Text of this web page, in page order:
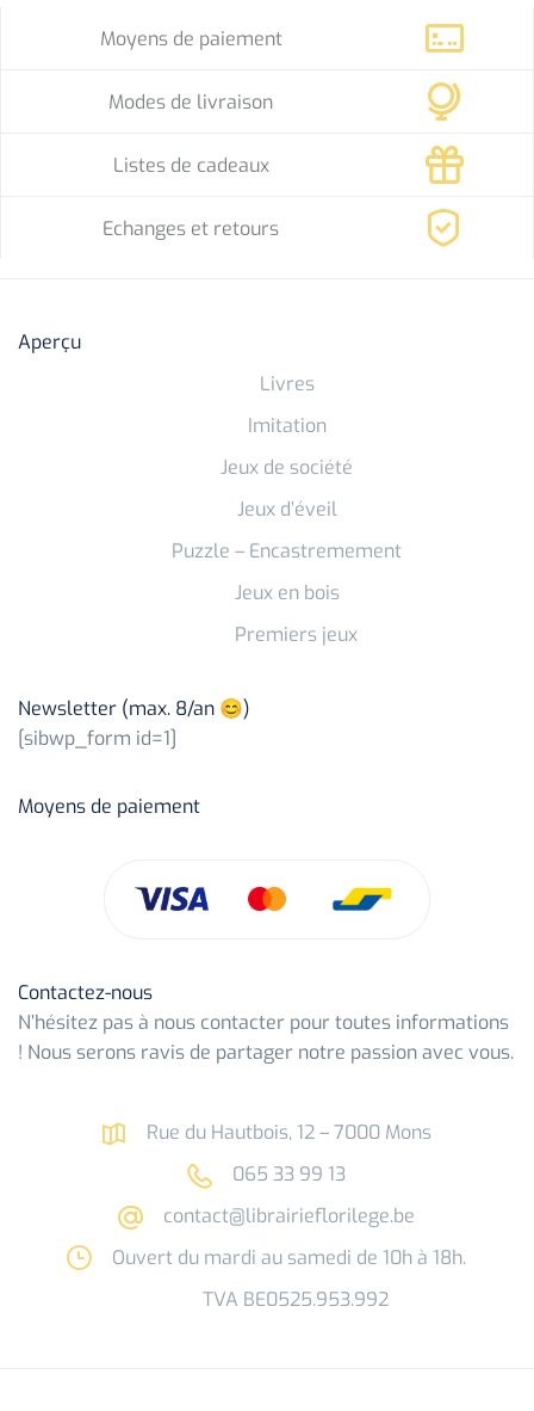
Moyens de paiement
Modes de livraison
Listes de cadeaux
Echanges et retours
Aperçu
Livres
Imitation
Jeux de société
Jeux d’éveil
Puzzle – Encastremement
Jeux en bois
Premiers jeux
Newsletter (max. 8/an 😊)
[sibwp_form id=1]
Moyens de paiement
Contactez-nous
N’hésitez pas à nous contacter pour toutes informations
! Nous serons ravis de partager notre passion avec vous.
Rue du Hautbois, 12 – 7000 Mons
065 33 99 13
contact@librairieflorilege.be
Ouvert du mardi au samedi de 10h à 18h.
TVA BE0525.953.992